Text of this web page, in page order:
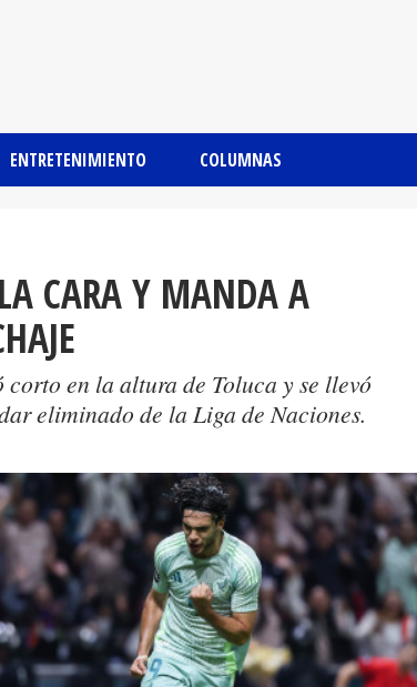
ENTRETENIMIENTO COLUMNAS
CARA Y MANDA A
en la altura de Toluca y se llevó
eliminado de la Liga de Naciones.